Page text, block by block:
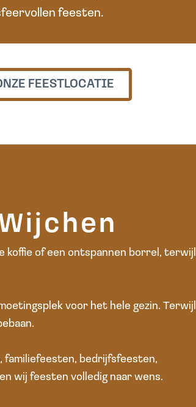
feesten.
FEESTLOCATIE
koffie of een ontspannen borrel, terwijl
voor het hele gezin. Terwijl
familiefeesten, bedrijfsfeesten,
wij feesten volledig naar wens.